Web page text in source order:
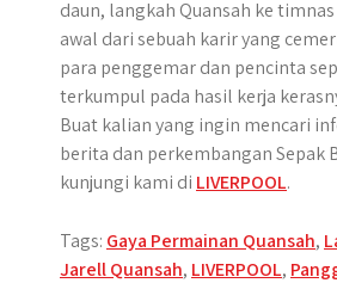
daun, langkah Quansah ke
awal dari sebuah karir yang
para penggemar dan pencinta
terkumpul pada hasil kerja
Buat kalian yang ingin mencari
berita dan perkembangan Sepak
kunjungi kami di LIVERPOOL.
Tags: Gaya Permainan Quansah,
Jarell Quansah, LIVERPOOL,